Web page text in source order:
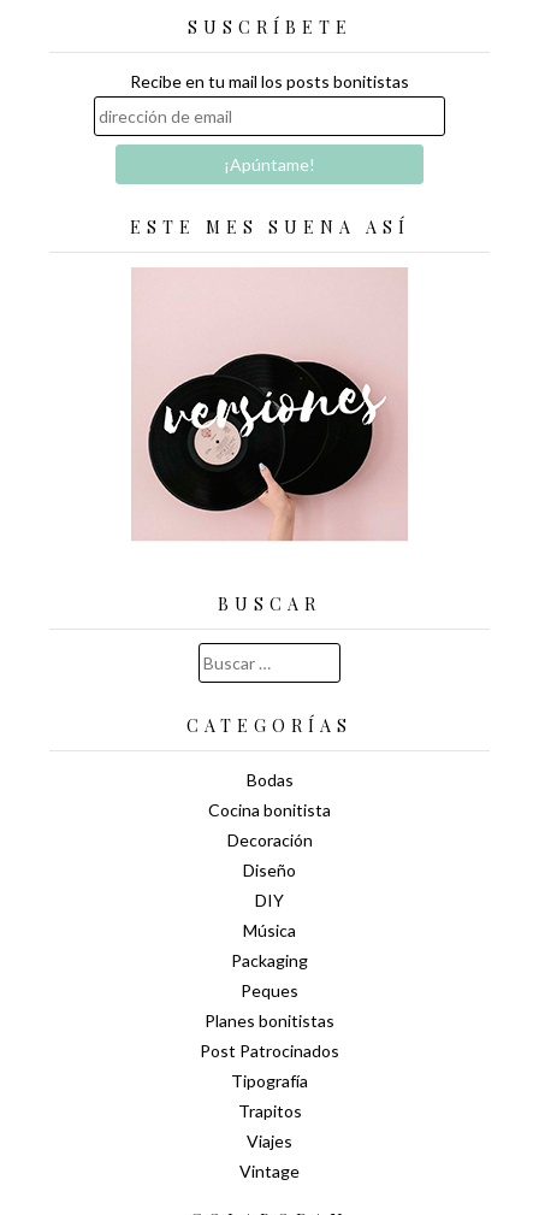
SUSCRÍBETE
Recibe en tu mail los posts bonitistas
ESTE MES SUENA ASÍ
BUSCAR
Buscar:
CATEGORÍAS
Bodas
Cocina bonitista
Decoración
Diseño
DIY
Música
Packaging
Peques
Planes bonitistas
Post Patrocinados
Tipografía
Trapitos
Viajes
Vintage